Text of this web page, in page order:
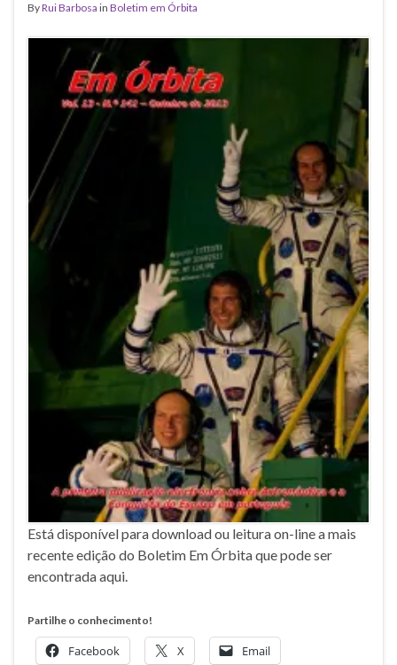
ByRui Barbosa in Boletim em Órbita
Está disponível para download ou leitura on-line a mais
recente edição do Boletim Em Órbita que pode ser
encontrada aqui.
Partilhe o conhecimento!
Facebook X Email